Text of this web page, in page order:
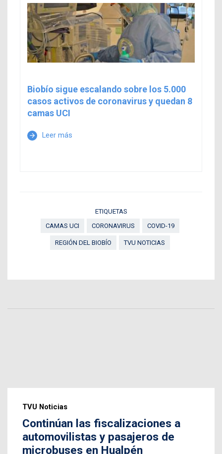
Biobío sigue escalando sobre los 5.000
casos activos de coronavirus y quedan 8
camas UCI
arrow_forward Leer más
ETIQUETAS
CAMAS UCI
CORONAVIRUS COVID-19
REGIÓN DEL BIOBÍO TVU NOTICIAS
TVU Noticias
Continúan las fiscalizaciones a
automovilistas y pasajeros de
microbuses en Hualpén